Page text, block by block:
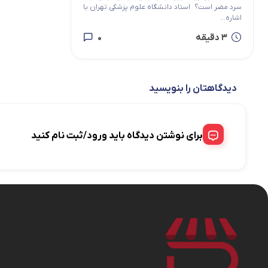
سرد مضر است؟ استاد دانشگاه علوم پزشکی تهران با
اشاره...
3 دقیقه 0
دیدگاهتان را بنویسید
برای نوشتن دیدگاه باید ورود/ثبت نام کنید